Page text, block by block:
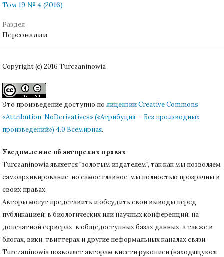
Том 19 № 4 (2016)
Раздел
Персоналии
Copyright (c) 2016 Turczaninowia
Это произведение доступно по лицензии Creative Commons
«Attribution-NoDerivatives» («Атрибуция — Без производных
произведений») 4.0 Всемирная.
Уведомление об авторских правах
Turczaninowiа является "золотым издателем", так как мы позволяем
самоархивирование, но самое главное, мы полностью прозрачны в
своих правах.
Авторы могут представить и обсудить свои выводы перед
публикацией: в биологических или научных конференций, на
допечатной серверах, в общедоступных базах данных, а также в
блогах, вики, твиттерах и другие неформальных каналах связи.
Turczaninowiа позволяет авторам внести рукописи (находящуюся